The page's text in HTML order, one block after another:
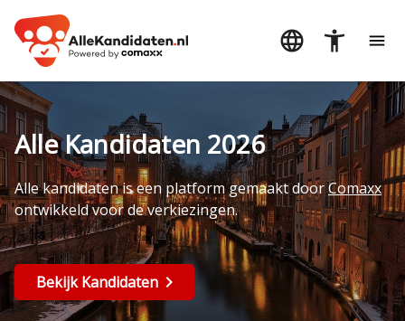
Alle Kandidaten 2026
Alle kandidaten is een platform gemaakt doorComaxx
ontwikkeld voor de verkiezingen.
Bekijk Kandidaten